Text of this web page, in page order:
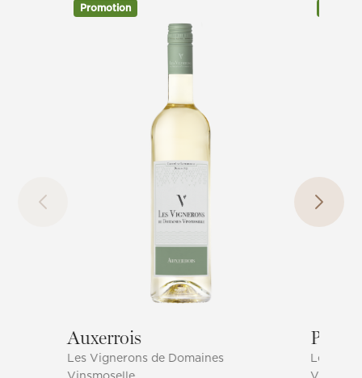
Promotion
Auxerrois
Les Vignerons de Domaines
Pinot
Les